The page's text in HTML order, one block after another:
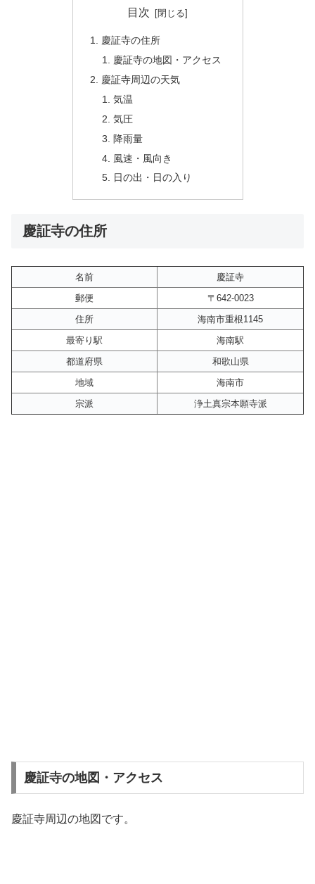
目次
慶証寺の住所
慶証寺の地図・アクセス
慶証寺周辺の天気
気温
気圧
降雨量
風速・風向き
日の出・日の入り
慶証寺の住所
名前
慶証寺
郵便
〒642-0023
住所
海南市重根1145
最寄り駅
海南駅
都道府県
和歌山県
地域
海南市
宗派
浄土真宗本願寺派
慶証寺の地図・アクセス
慶証寺周辺の地図です。